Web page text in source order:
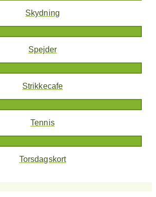
Skydning
Spejder
Strikkecafe
Tennis
Torsdagskort